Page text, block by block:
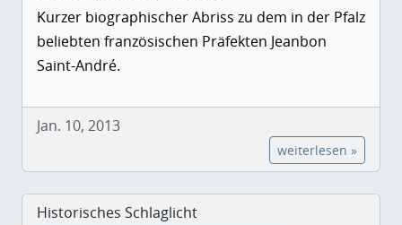
Kurzer biographischer Abriss zu dem in der Pfalz
beliebten französischen Präfekten Jeanbon
Saint-André.
Jan. 10, 2013
weiterlesen »
Historisches Schlaglicht